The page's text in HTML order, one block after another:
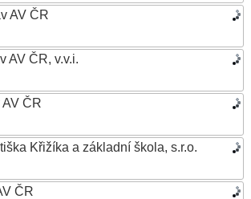
AV ČR
AV ČR, v.v.i.
ČR
Křižíka a základní škola, s.r.o.
ČR